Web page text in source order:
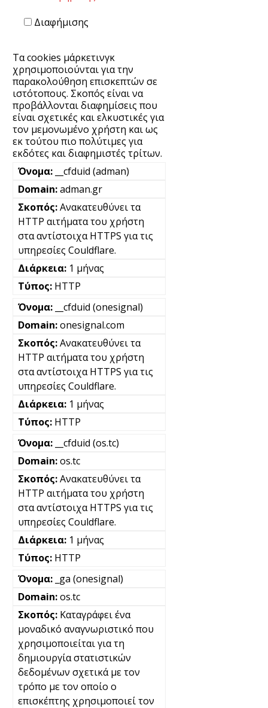
Διαφήμισης
Τα cookies μάρκετινγκ
χρησιμοποιούνται για την
παρακολούθηση επισκεπτών σε
ιστότοπους. Σκοπός είναι να
προβάλλονται διαφημίσεις που
είναι σχετικές και ελκυστικές για
τον μεμονωμένο χρήστη και ως
εκ τούτου πιο πολύτιμες για
εκδότες και διαφημιστές τρίτων.
__cfduid (adman)
adman.gr
Ανακατευθύνει τα
HTTP αιτήματα του χρήστη
στα αντίστοιχα HTTPS για τις
υπηρεσίες Couldflare.
1 μήνας
HTTP
__cfduid (onesignal)
onesignal.com
Ανακατευθύνει τα
HTTP αιτήματα του χρήστη
στα αντίστοιχα HTTPS για τις
υπηρεσίες Couldflare.
1 μήνας
HTTP
__cfduid (os.tc)
os.tc
Ανακατευθύνει τα
HTTP αιτήματα του χρήστη
στα αντίστοιχα HTTPS για τις
υπηρεσίες Couldflare.
1 μήνας
HTTP
_ga (onesignal)
os.tc
Καταγράφει ένα
μοναδικό αναγνωριστικό που
χρησιμοποιείται για τη
δημιουργία στατιστικών
δεδομένων σχετικά με τον
τρόπο με τον οποίο ο
επισκέπτης χρησιμοποιεί τον